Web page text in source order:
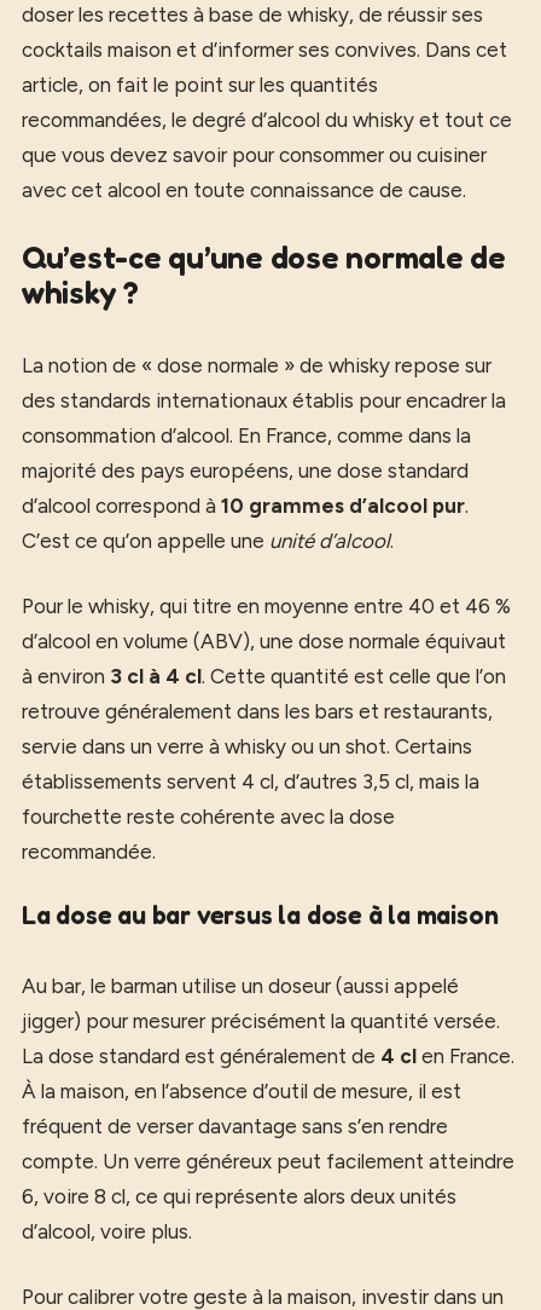
doser les recettes à base de whisky, de réussir ses
cocktails maison et d’informer ses convives. Dans cet
article, on fait le point sur les quantités
recommandées, le degré d’alcool du whisky et tout ce
que vous devez savoir pour consommer ou cuisiner
avec cet alcool en toute connaissance de cause.
Qu’est-ce qu’une dose normale de
whisky ?
La notion de « dose normale » de whisky repose sur
des standards internationaux établis pour encadrer la
consommation d’alcool. En France, comme dans la
majorité des pays européens, une dose standard
d’alcool correspond à 10 grammes d’alcool pur.
C’est ce qu’on appelle une unité d’alcool.
Pour le whisky, qui titre en moyenne entre 40 et 46 %
d’alcool en volume (ABV), une dose normale équivaut
à environ 3 cl à 4 cl. Cette quantité est celle que l’on
retrouve généralement dans les bars et restaurants,
servie dans un verre à whisky ou un shot. Certains
établissements servent 4 cl, d’autres 3,5 cl, mais la
fourchette reste cohérente avec la dose
recommandée.
La dose au bar versus la dose à la maison
Au bar, le barman utilise un doseur (aussi appelé
jigger) pour mesurer précisément la quantité versée.
La dose standard est généralement de 4 cl en France.
À la maison, en l’absence d’outil de mesure, il est
fréquent de verser davantage sans s’en rendre
compte. Un verre généreux peut facilement atteindre
6, voire 8 cl, ce qui représente alors deux unités
d’alcool, voire plus.
Pour calibrer votre geste à la maison, investir dans un